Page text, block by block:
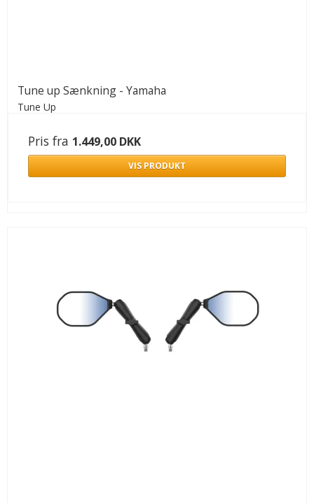
Tune up Sænkning - Yamaha
Tune Up
Pris fra 1.449,00 DKK
VIS PRODUKT